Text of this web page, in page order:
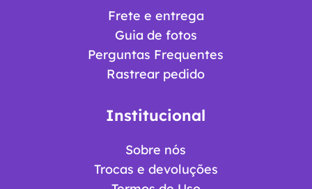
Frete e entrega
Guia de fotos
Perguntas Frequentes
Rastrear pedido
Institucional
Sobre nós
Trocas e devoluções